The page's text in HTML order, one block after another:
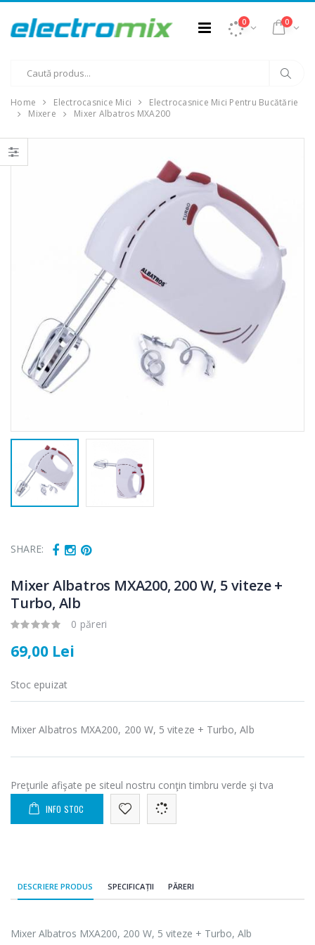
0 0
Home Electrocasnice Mici
Electrocasnice Mici Pentru Bucătărie
Mixere
Mixer Albatros MXA200
SHARE:
Mixer Albatros MXA200, 200 W, 5 viteze +
Turbo, Alb
0 păreri
69,00 Lei
Stoc epuizat
Mixer Albatros MXA200, 200 W, 5 viteze + Turbo, Alb
Preţurile afişate pe siteul nostru conţin timbru verde şi tva
INFO STOC
DESCRIERE PRODUS SPECIFICAȚII PĂRERI
Mixer Albatros MXA200, 200 W, 5 viteze + Turbo, Alb
microunde
289,00 Lei
automat
-25%
Fierbator
electric cu filtru
carne
Mixer vertical